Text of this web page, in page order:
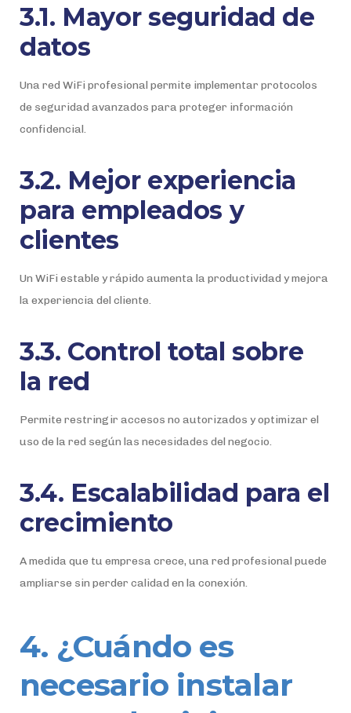
3.1. Mayor seguridad de
datos
Una red WiFi profesional permite implementar protocolos
de seguridad avanzados para proteger información
confidencial.
3.2. Mejor experiencia
para empleados y
clientes
Un WiFi estable y rápido aumenta la productividad y mejora
la experiencia del cliente.
3.3. Control total sobre
la red
Permite restringir accesos no autorizados y optimizar el
uso de la red según las necesidades del negocio.
3.4. Escalabilidad para el
crecimiento
A medida que tu empresa crece, una red profesional puede
ampliarse sin perder calidad en la conexión.
4. ¿Cuándo es
necesario instalar